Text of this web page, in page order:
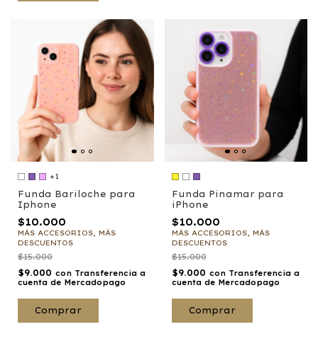
+1
Funda Bariloche para
Iphone
$10.000
MÁS ACCESORIOS, MÁS
DESCUENTOS
$15.000
$9.000 con Transferencia a
cuenta de Mercadopago
Comprar
Funda Pinamar para
iPhone
$10.000
MÁS ACCESORIOS, MÁS
DESCUENTOS
$15.000
$9.000 con Transferencia a
cuenta de Mercadopago
Comprar